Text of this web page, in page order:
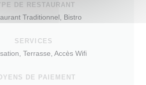
DE RESTAURANT
Traditionnel, Bistro
SERVICES
Terrasse, Accès Wifi
DE PAIEMENT